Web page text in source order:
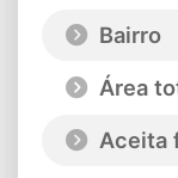
Bairro
Área
Aceita